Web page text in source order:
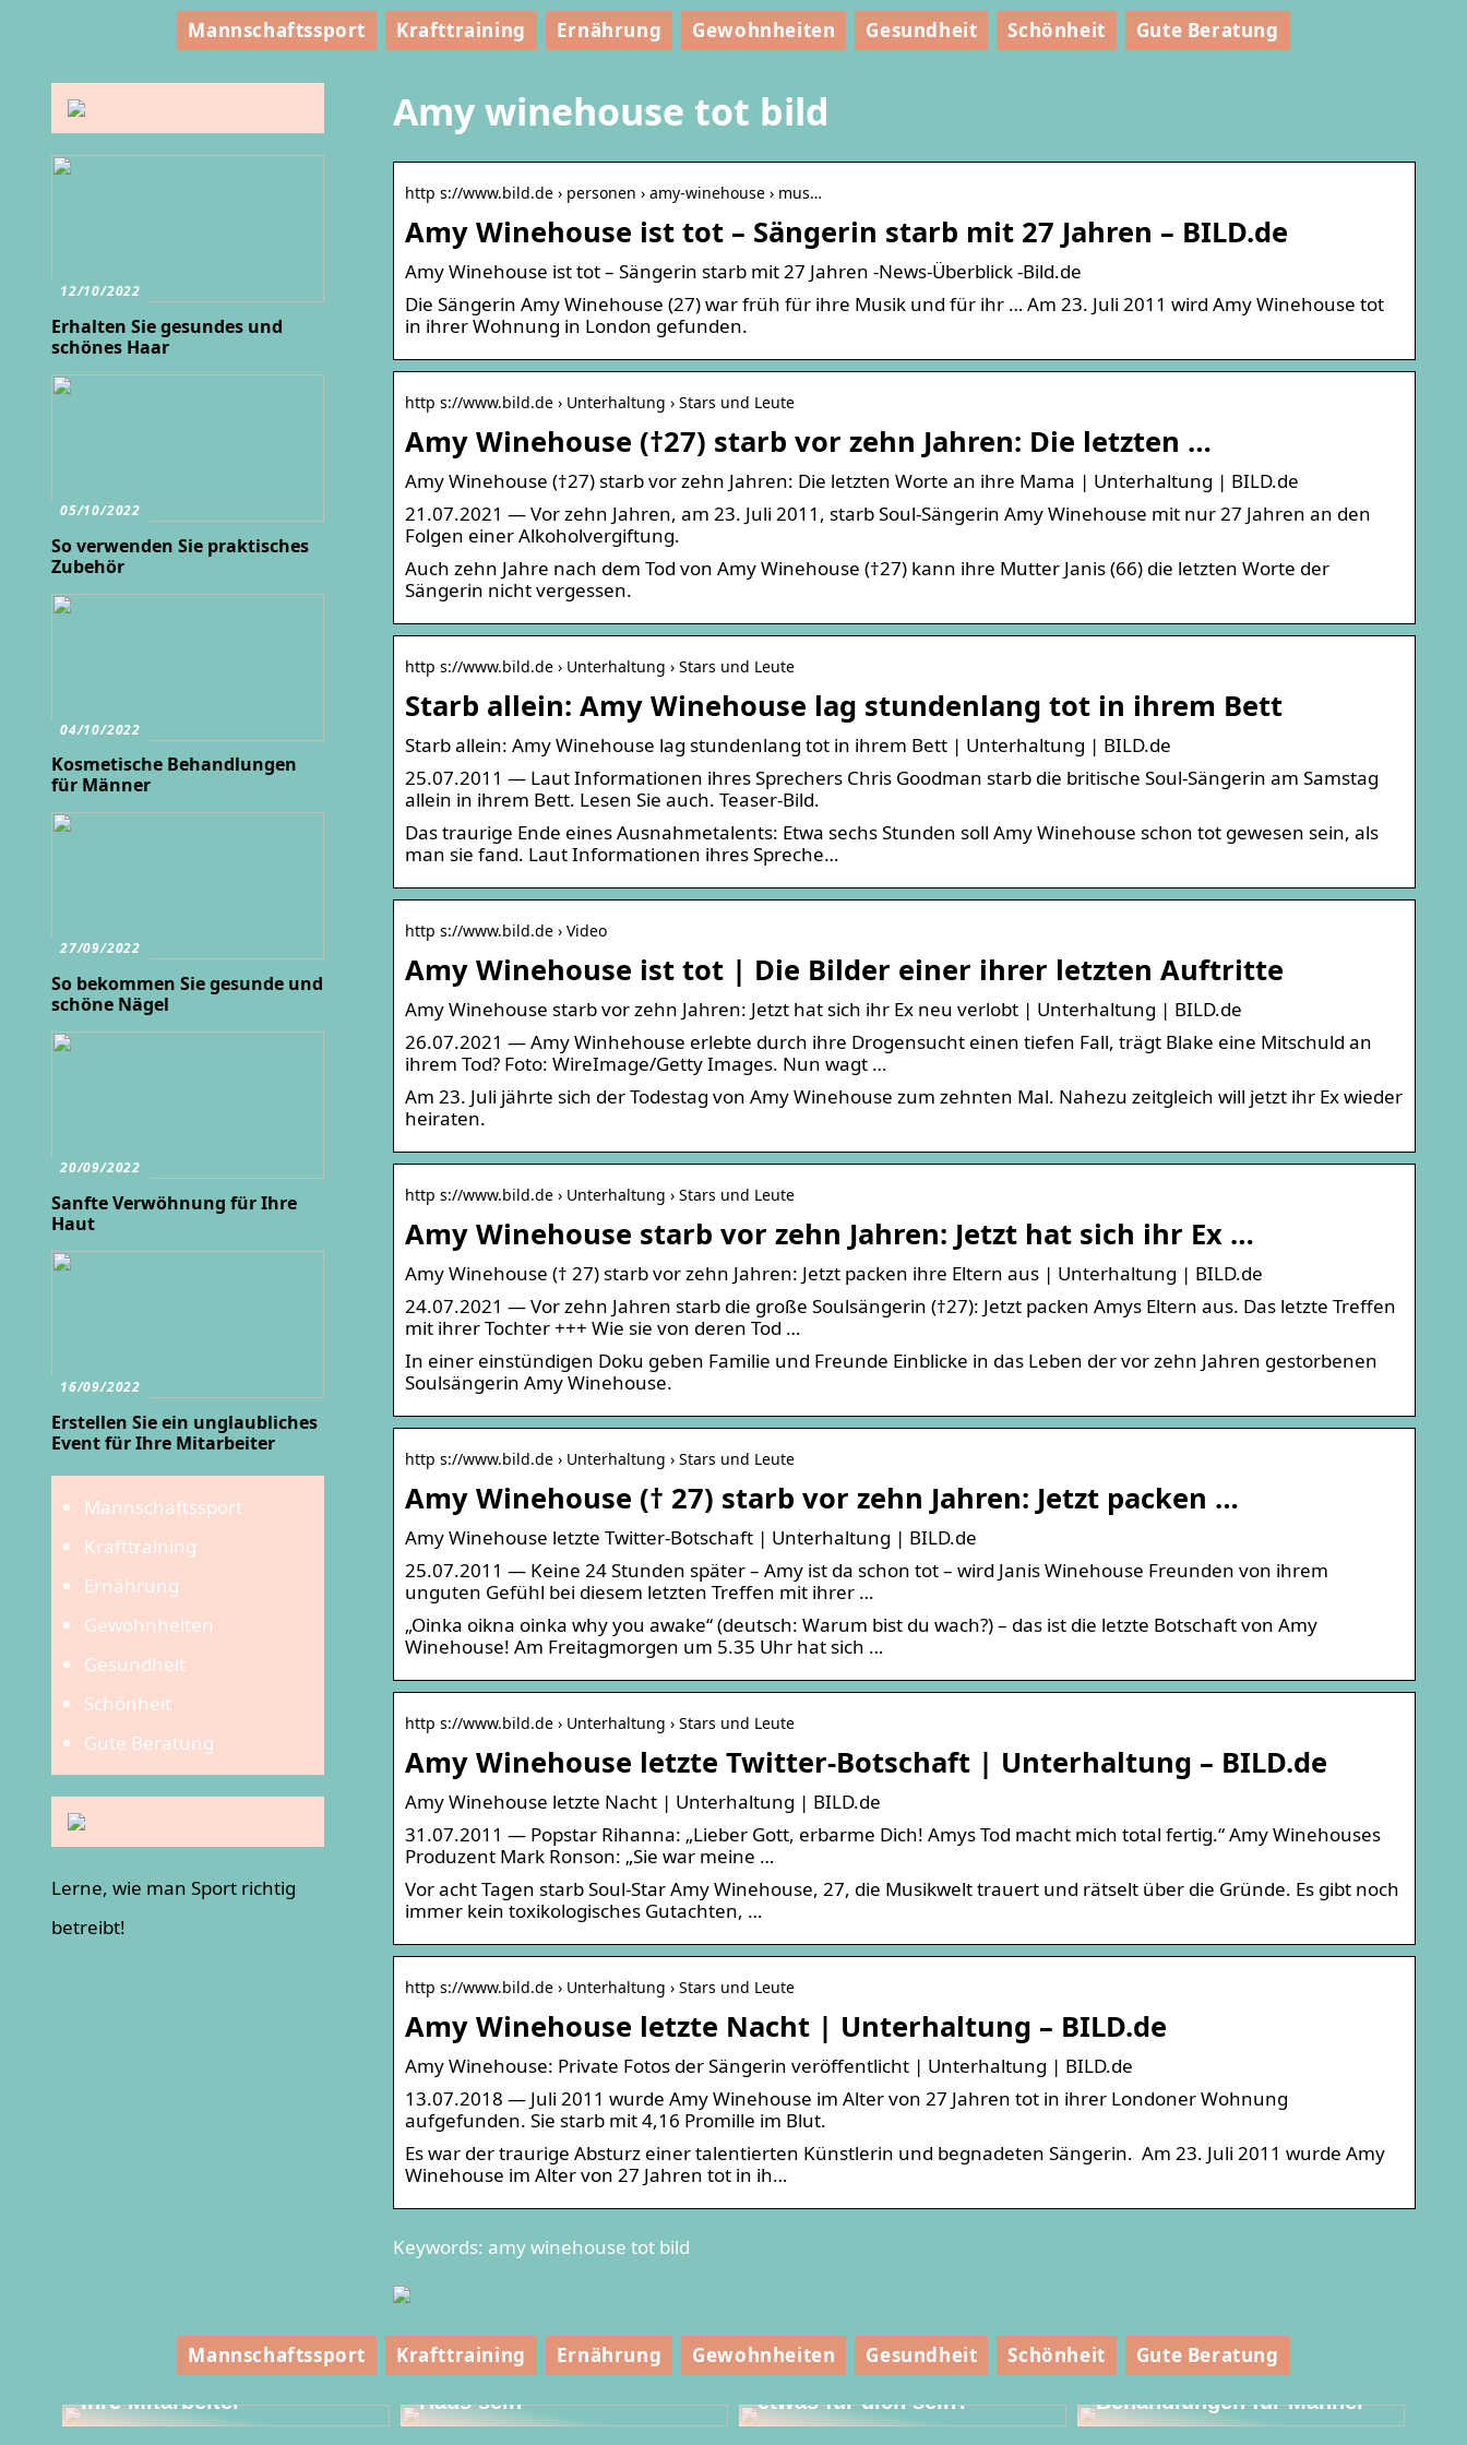
Mannschaftssport Krafttraining Ernährung Gewohnheiten Gesundheit Schönheit Gute Beratung
Amy winehouse tot bild
http s://www.bild.de › personen › amy-winehouse › mus…
Amy Winehouse ist tot – Sängerin starb mit 27 Jahren – BILD.de
Amy Winehouse ist tot – Sängerin starb mit 27 Jahren -News-Überblick -Bild.de
Die Sängerin Amy Winehouse (27) war früh für ihre Musik und für ihr … Am 23. Juli 2011 wird Amy Winehouse tot
in ihrer Wohnung in London gefunden.
http s://www.bild.de › Unterhaltung › Stars und Leute
Amy Winehouse (†27) starb vor zehn Jahren: Die letzten …
Amy Winehouse (†27) starb vor zehn Jahren: Die letzten Worte an ihre Mama | Unterhaltung | BILD.de
21.07.2021 — Vor zehn Jahren, am 23. Juli 2011, starb Soul-Sängerin Amy Winehouse mit nur 27 Jahren an den
Folgen einer Alkoholvergiftung.
Auch zehn Jahre nach dem Tod von Amy Winehouse (†27) kann ihre Mutter Janis (66) die letzten Worte der
Sängerin nicht vergessen.
http s://www.bild.de › Unterhaltung › Stars und Leute
Starb allein: Amy Winehouse lag stundenlang tot in ihrem Bett
Starb allein: Amy Winehouse lag stundenlang tot in ihrem Bett | Unterhaltung | BILD.de
25.07.2011 — Laut Informationen ihres Sprechers Chris Goodman starb die britische Soul-Sängerin am Samstag
allein in ihrem Bett. Lesen Sie auch. Teaser-Bild.
Das traurige Ende eines Ausnahmetalents: Etwa sechs Stunden soll Amy Winehouse schon tot gewesen sein, als
man sie fand. Laut Informationen ihres Spreche…
http s://www.bild.de › Video
Amy Winehouse ist tot | Die Bilder einer ihrer letzten Auftritte
Amy Winehouse starb vor zehn Jahren: Jetzt hat sich ihr Ex neu verlobt | Unterhaltung | BILD.de
26.07.2021 — Amy Winhehouse erlebte durch ihre Drogensucht einen tiefen Fall, trägt Blake eine Mitschuld an
ihrem Tod? Foto: WireImage/Getty Images. Nun wagt …
Am 23. Juli jährte sich der Todestag von Amy Winehouse zum zehnten Mal. Nahezu zeitgleich will jetzt ihr Ex wieder
heiraten.
http s://www.bild.de › Unterhaltung › Stars und Leute
Amy Winehouse starb vor zehn Jahren: Jetzt hat sich ihr Ex …
Amy Winehouse († 27) starb vor zehn Jahren: Jetzt packen ihre Eltern aus | Unterhaltung | BILD.de
24.07.2021 — Vor zehn Jahren starb die große Soulsängerin (†27): Jetzt packen Amys Eltern aus. Das letzte Treffen
mit ihrer Tochter +++ Wie sie von deren Tod …
In einer einstündigen Doku geben Familie und Freunde Einblicke in das Leben der vor zehn Jahren gestorbenen
Soulsängerin Amy Winehouse.
http s://www.bild.de › Unterhaltung › Stars und Leute
Amy Winehouse († 27) starb vor zehn Jahren: Jetzt packen …
Amy Winehouse letzte Twitter-Botschaft | Unterhaltung | BILD.de
25.07.2011 — Keine 24 Stunden später – Amy ist da schon tot – wird Janis Winehouse Freunden von ihrem
unguten Gefühl bei diesem letzten Treffen mit ihrer …
„Oinka oikna oinka why you awake“ (deutsch: Warum bist du wach?) – das ist die letzte Botschaft von Amy
Winehouse! Am Freitagmorgen um 5.35 Uhr hat sich …
http s://www.bild.de › Unterhaltung › Stars und Leute
Amy Winehouse letzte Twitter-Botschaft | Unterhaltung – BILD.de
Amy Winehouse letzte Nacht | Unterhaltung | BILD.de
31.07.2011 — Popstar Rihanna: „Lieber Gott, erbarme Dich! Amys Tod macht mich total fertig.“ Amy Winehouses
Produzent Mark Ronson: „Sie war meine …
Vor acht Tagen starb Soul-Star Amy Winehouse, 27, die Musikwelt trauert und rätselt über die Gründe. Es gibt noch
immer kein toxikologisches Gutachten, …
http s://www.bild.de › Unterhaltung › Stars und Leute
Amy Winehouse letzte Nacht | Unterhaltung – BILD.de
Amy Winehouse: Private Fotos der Sängerin veröffentlicht | Unterhaltung | BILD.de
13.07.2018 — Juli 2011 wurde Amy Winehouse im Alter von 27 Jahren tot in ihrer Londoner Wohnung
aufgefunden. Sie starb mit 4,16 Promille im Blut.
Es war der traurige Absturz einer talentierten Künstlerin und begnadeten Sängerin. Am 23. Juli 2011 wurde Amy
Winehouse im Alter von 27 Jahren tot in ih…
Keywords: amy winehouse tot bild
12/10/2022
Erhalten Sie gesundes und
schönes Haar
05/10/2022
So verwenden Sie praktisches
Zubehör
04/10/2022
Kosmetische Behandlungen
für Männer
27/09/2022
So bekommen Sie gesunde und
schöne Nägel
20/09/2022
Sanfte Verwöhnung für Ihre
Haut
16/09/2022
Erstellen Sie ein unglaubliches
Event für Ihre Mitarbeiter
Mannschaftssport
Krafttraining
Ernährung
Gewohnheiten
Gesundheit
Schönheit
Gute Beratung
Lerne, wie man Sport richtig
betreibt!
Mannschaftssport Krafttraining Ernährung Gewohnheiten Gesundheit Schönheit Gute Beratung
Erstellen Sie ein
unglaubliches Event für
Ihre Mitarbeiter
Diese Oberbekleidung
muss für die Kinder vor
dem Winter zu Hause im
Haus sein
Könnte Rollschuhlaufen
etwas für dich sein?
Kosmetische
Behandlungen für Männer